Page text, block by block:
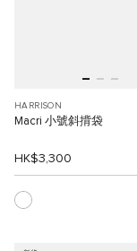
HARRISON
Macri 小號斜揹袋
HK$3,300